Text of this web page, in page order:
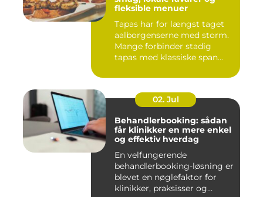
fleksible menuer
Tapas har for længst taget
aalborgenserne med storm.
Mange forbinder stadig
tapas med klassiske span...
02. Jul
Behandlerbooking: sådan
får klinikker en mere enkel
og effektiv hverdag
En velfungerende
behandlerbooking-løsning er
blevet en nøglefaktor for
klinikker, praksisser og